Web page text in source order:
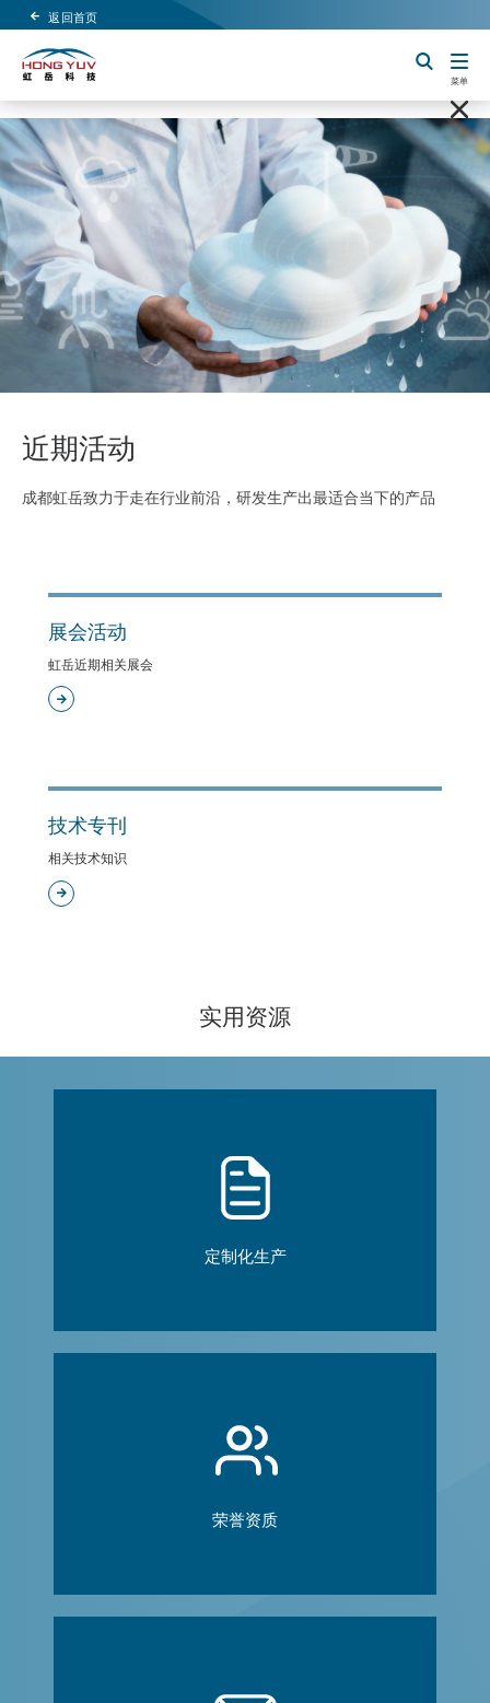
返回首页
Header Logo
切换搜索
菜单
近期活动
成都虹岳致力于走在行业前沿，研发生产出最适合当下的产品
展会活动
虹岳近期相关展会
技术专刊
相关技术知识
实用资源
定制化生产
荣誉资质